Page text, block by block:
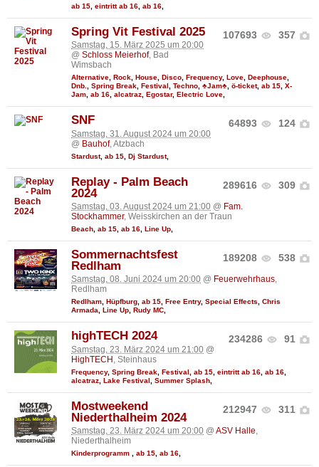
ab 15 eintritt ab 16 ab 16
107693 357
Spring Vit Festival 2025
Samstag, 15. März 2025 um 20:00
@ Schloss Meierhof, Bad
Wimsbach
Alternative, Rock, House, Disco, Frequency, Love, Deephouse,
Dnb., Spring Break, Festival , Techno, ♣Jam♣, ö-ticket, ab 15, X-
Jam, ab 16, alcatraz, Egostar, Electric Love,
64893 124
SNF
Samstag, 31. August 2024 um 20:00
@ Bauhof, Atzbach
Stardust, ab 15 Dj Stardust,
289616 309
Replay - Palm Beach
2024
Samstag, 03. August 2024 um 21:00 @ Fam.
Stockhammer, Weisskirchen an der Traun
Beach ab 15 ab 16 Line Up
189208 538
Sommernachtsfest
Redlham
Samstag, 08. Juni 2024 um 20:00 @ Feuerwehrhaus,
Redlham
Redlham, Hüpfburg, ab 15, Free Entry, Special Effects, Chris
Armada, Line Up, Rudy MC,
234286 91
highTECH 2024
Samstag, 23. März 2024 um 21:00 @
HighTECH, Steinhaus
Frequency, Spring Break Festival ab 15 eintritt ab 16 ab 16
alcatraz Lake Festival Summer Splash
212947 311
Mostweekend
Niederthalheim 2024
Samstag, 23. März 2024 um 20:00 @ ASV Halle,
Niederthalheim
Kinderprogramm , ab 15, ab 16,